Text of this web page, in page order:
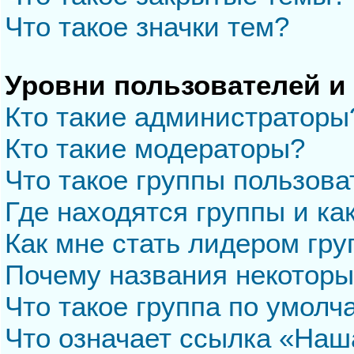
Что такое значки тем?
Уровни пользователей
Кто такие
Кто такие модераторы?
Что такое группы
Где находятся группы и
Как мне стать лидером
Почему названия
Что такое группа по
Что означает ссылка